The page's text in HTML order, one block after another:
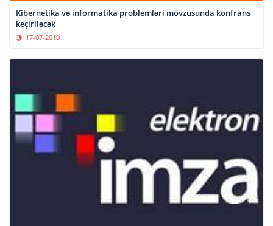
Kibernetika və informatika problemləri mövzusunda konfrans
keçiriləcək
17-07-2010